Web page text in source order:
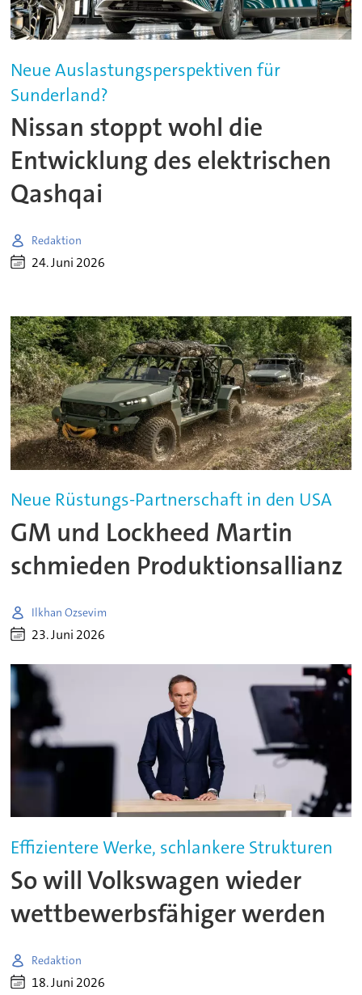
Neue Auslastungsperspektiven für
Sunderland?
Nissan stoppt wohl die
Entwicklung des elektrischen
Qashqai
Redaktion
24. Juni 2026
Neue Rüstungs-Partnerschaft in den USA
GM und Lockheed Martin
schmieden Produktionsallianz
Ilkhan Ozsevim
23. Juni 2026
Effizientere Werke, schlankere Strukturen
So will Volkswagen wieder
wettbewerbsfähiger werden
Redaktion
18. Juni 2026